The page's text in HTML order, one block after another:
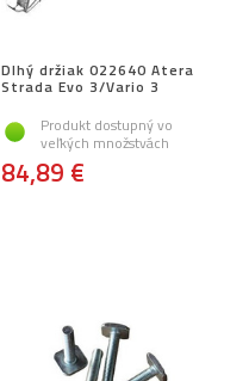
Dlhý držiak 022640 Atera
Strada Evo 3/Vario 3
Produkt dostupný vo
veľkých množstvách
84,89 €